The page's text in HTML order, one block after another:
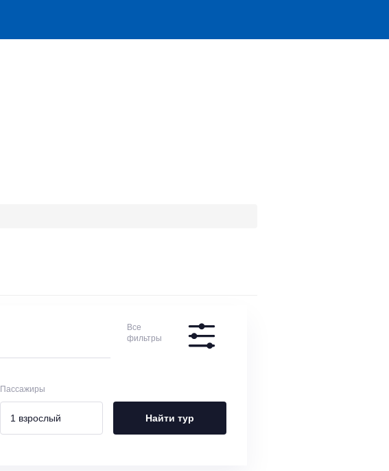
Все
фильтры
Пассажиры
1 взрослый Найти тур